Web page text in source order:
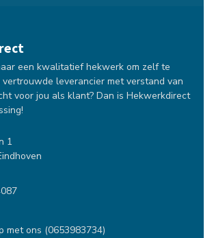
een kwalitatief hekwerk om zelf te
leverancier met verstand van
voor jou als klant? Dan is Hekwerkdirect
1
met ons (0653983734)